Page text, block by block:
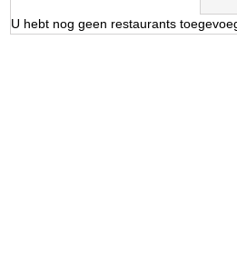
U hebt nog geen restaurants